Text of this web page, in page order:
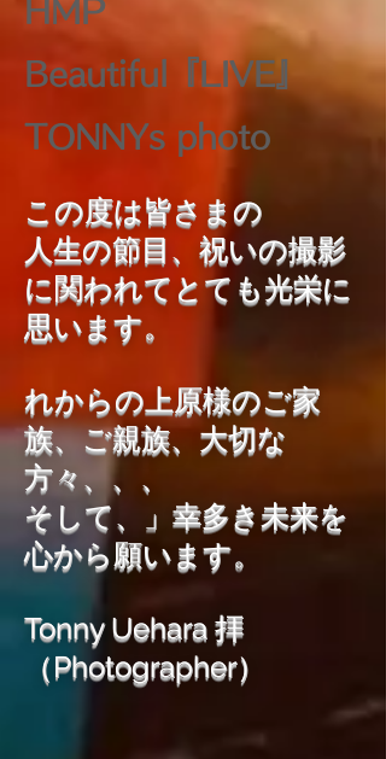
HMP
Beautiful『LIVE』
TONNYs photo
この度は皆さまの
人生の節目、祝いの撮影
に関われてとても光栄に
思います。
れからの上原様のご家
族、ご親族、大切な
方々、、、
そして、」幸多き未来を
心から願います。
Tonny Uehara 拝
（Photographer）